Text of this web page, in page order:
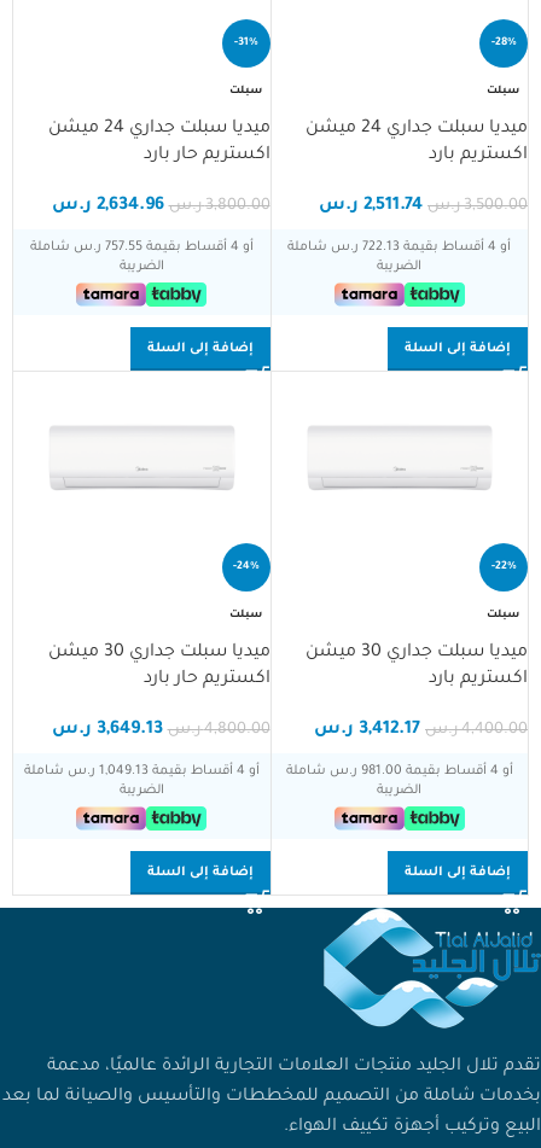
-28%
سبلت
ميديا سبلت جداري 24 ميشن
اكستريم بارد
3,500.00 ر.س 2,511.74 ر.س
أو 4 أقساط بقيمة 722.13 ر.س شاملة
الضريبة
إضافة إلى السلة
-31%
سبلت
ميديا سبلت جداري 24 ميشن
اكستريم حار بارد
3,800.00 ر.س 2,634.96 ر.س
أو 4 أقساط بقيمة 757.55 ر.س شاملة
الضريبة
إضافة إلى السلة
-22%
سبلت
ميديا سبلت جداري 30 ميشن
اكستريم بارد
4,400.00 ر.س 3,412.17 ر.س
أو 4 أقساط بقيمة 981.00 ر.س شاملة
الضريبة
إضافة إلى السلة
-24%
سبلت
ميديا سبلت جداري 30 ميشن
اكستريم حار بارد
4,800.00 ر.س 3,649.13 ر.س
أو 4 أقساط بقيمة 1,049.13 ر.س شاملة
الضريبة
إضافة إلى السلة
تقدم تلال الجليد منتجات العلامات التجارية الرائدة عالميًا، مدعمة
بخدمات شاملة من التصميم للمخططات والتأسيس والصيانة لما بعد
البيع وتركيب أجهزة تكييف الهواء.